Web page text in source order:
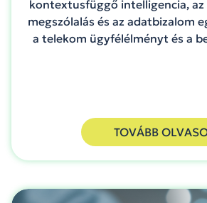
kontextusfüggő intelligencia, az
megszólalás és az adatbizalom
a telekom ügyfélélményt és a
TOVÁBB